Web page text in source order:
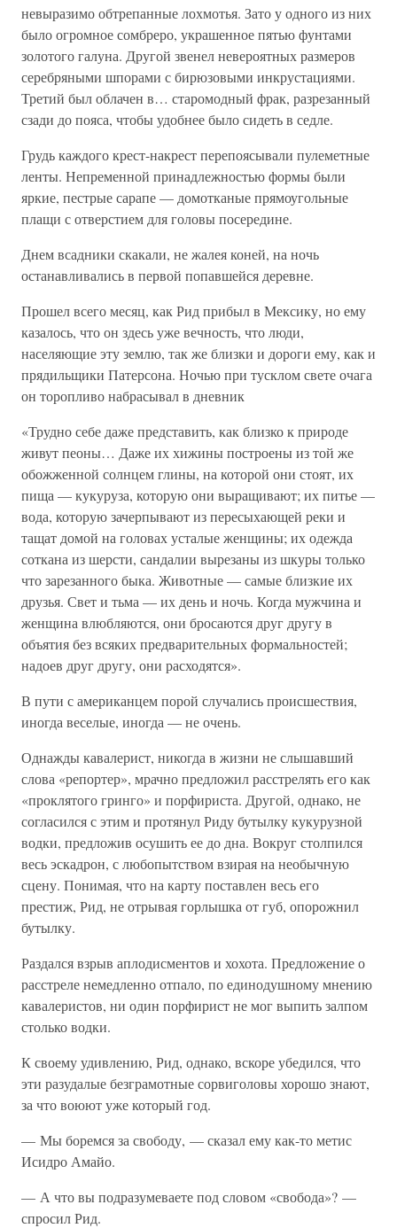
невыразимо обтрепанные лохмотья. Зато у одного из них
было огромное сомбреро, украшенное пятью фунтами
золотого галуна. Другой звенел невероятных размеров
серебряными шпорами с бирюзовыми инкрустациями.
Третий был облачен в… старомодный фрак, разрезанный
сзади до пояса, чтобы удобнее было сидеть в седле.
Грудь каждого крест-накрест перепоясывали пулеметные
ленты. Непременной принадлежностью формы были
яркие, пестрые сарапе — домотканые прямоугольные
плащи с отверстием для головы посередине.
Днем всадники скакали, не жалея коней, на ночь
останавливались в первой попавшейся деревне.
Прошел всего месяц, как Рид прибыл в Мексику, но ему
казалось, что он здесь уже вечность, что люди,
населяющие эту землю, так же близки и дороги ему, как и
прядильщики Патерсона. Ночью при тусклом свете очага
он торопливо набрасывал в дневник
«Трудно себе даже представить, как близко к природе
живут пеоны… Даже их хижины построены из той же
обожженной солнцем глины, на которой они стоят, их
пища — кукуруза, которую они выращивают; их питье —
вода, которую зачерпывают из пересыхающей реки и
тащат домой на головах усталые женщины; их одежда
соткана из шерсти, сандалии вырезаны из шкуры только
что зарезанного быка. Животные — самые близкие их
друзья. Свет и тьма — их день и ночь. Когда мужчина и
женщина влюбляются, они бросаются друг другу в
объятия без всяких предварительных формальностей;
надоев друг другу, они расходятся».
В пути с американцем порой случались происшествия,
иногда веселые, иногда — не очень.
Однажды кавалерист, никогда в жизни не слышавший
слова «репортер», мрачно предложил расстрелять его как
«проклятого гринго» и порфириста. Другой, однако, не
согласился с этим и протянул Риду бутылку кукурузной
водки, предложив осушить ее до дна. Вокруг столпился
весь эскадрон, с любопытством взирая на необычную
сцену. Понимая, что на карту поставлен весь его
престиж, Рид, не отрывая горлышка от губ, опорожнил
бутылку.
Раздался взрыв аплодисментов и хохота. Предложение о
расстреле немедленно отпало, по единодушному мнению
кавалеристов, ни один порфирист не мог выпить залпом
столько водки.
К своему удивлению, Рид, однако, вскоре убедился, что
эти разудалые безграмотные сорвиголовы хорошо знают,
за что воюют уже который год.
— Мы боремся за свободу, — сказал ему как-то метис
Исидро Амайо.
— А что вы подразумеваете под словом «свобода»? —
спросил Рид.